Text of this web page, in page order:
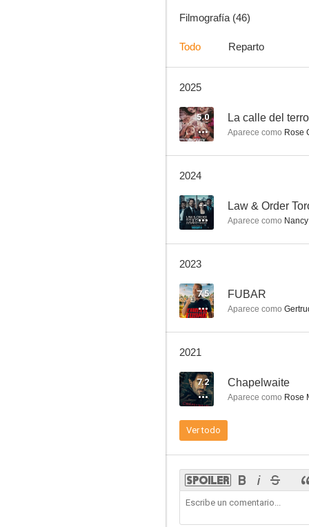
6.1
Filmografía (46)
Todo Reparto
2025
5.0
Aparece como Rose
2024
-- Law & Order
Aparece como
2023
7.5 FUBAR
Aparece como
2021
7.2 Chapelwaite
Aparece como Rose
Ver todo